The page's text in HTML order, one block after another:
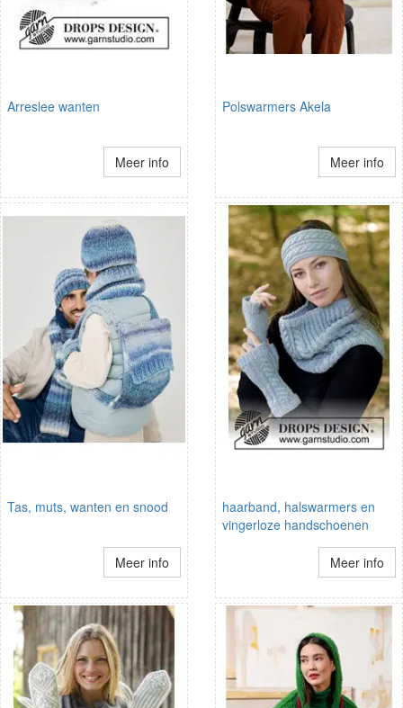
Arreslee wanten
Meer info
Polswarmers Akela
Meer info
Tas, muts, wanten en snood
Meer info
haarband, halswarmers en
vingerloze handschoenen
Meer info